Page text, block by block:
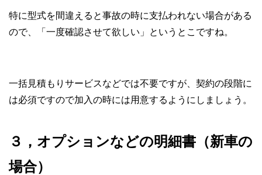
特に型式を間違えると事故の時に支払われない場合がある
ので、「一度確認させて欲しい」というとこですね。
一括見積もりサービスなどでは不要ですが、契約の段階に
は必須ですので加入の時には用意するようにしましょう。
３，オプションなどの明細書（新車の
場合）